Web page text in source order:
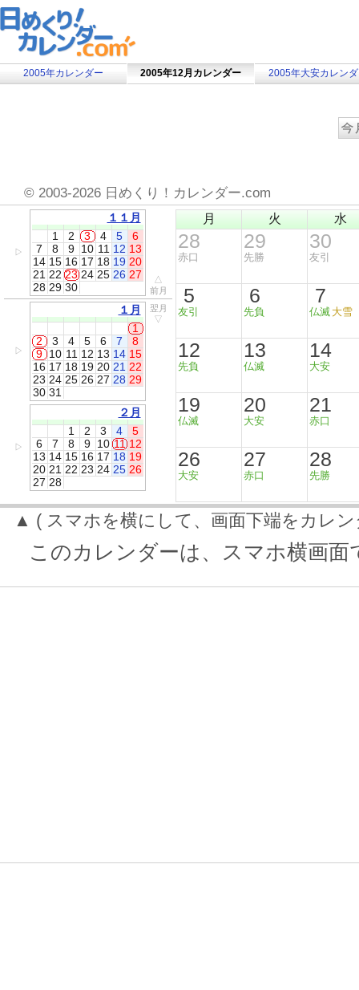
2005年カレンダー 2005年12月カレンダー 2005年大安カレン
© 2003-2026 日めくり！カレンダー.com
▷
１１月
1
2 3 4 5
6
7
8 9 10 11 12 13
14 15 16 17 18 19 20
21 22 23 24 25 26 27
28 29 30
△
前月
▷
１月
1
2
3 4 5 6 7
8
9 10 11 12 13 14 15
16 17 18 19 20 21 22
23 24 25 26 27 28 29
30 31
翌月
▽
▷
２月
1
2 3 4
5
6
7 8 9 10 11 12
13 14 15 16 17 18 19
20 21 22 23 24 25 26
27 28
月 火 水
28
赤口
29
先勝
30
友引
5
友引
6
先負
7
仏滅 大雪
12
先負
13
仏滅
14
大安
19
仏滅
20
大安
21
赤口
26
大安
27
赤口
28
先勝
▲ ( スマホを横にして、画面下端をカレ
このカレンダーは、スマホ横画面